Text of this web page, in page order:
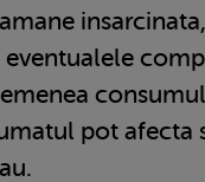
eventualele
pot afecta